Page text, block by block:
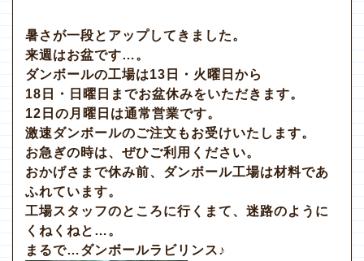
暑さが一段とアップしてきました。
来週はお盆です…。
ダンボールの工場は13日・火曜日から
18日・日曜日までお盆休みをいただきます。
12日の月曜日は通常営業です。
激速ダンボールのご注文もお受けいたします。
お急ぎの時は、ぜひご利用ください。
おかげさまで休み前、ダンボール工場は材料であ
ふれています。
工場スタッフのところに行くまて、迷路のように
くねくねと…。
まるで…ダンボールラビリンス♪